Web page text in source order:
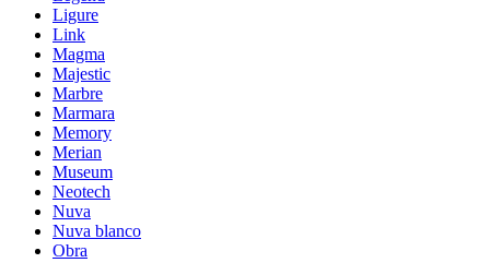
Ligure
Link
Magma
Majestic
Marbre
Marmara
Memory
Merian
Museum
Neotech
Nuva
Nuva blanco
Obra